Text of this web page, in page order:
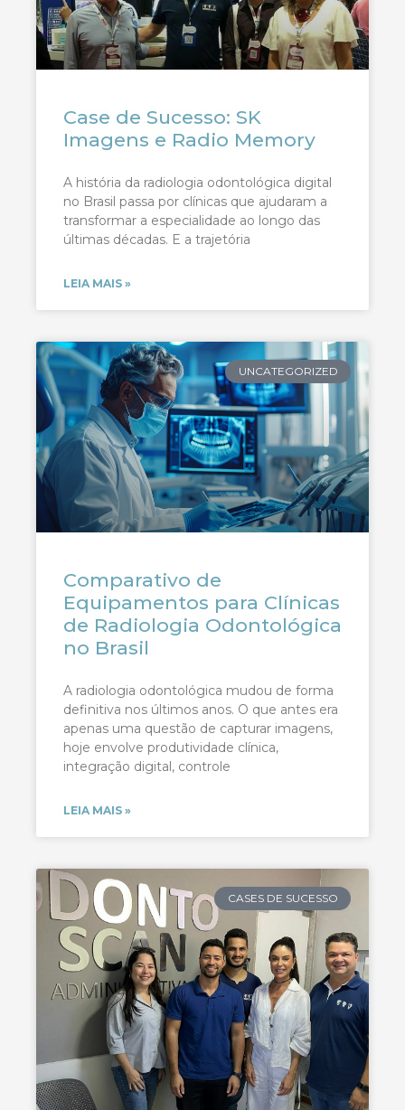
Case de Sucesso: SK
Imagens e Radio Memory
A história da radiologia odontológica digital
no Brasil passa por clínicas que ajudaram a
transformar a especialidade ao longo das
últimas décadas. E a trajetória
LEIA MAIS »
UNCATEGORIZED
Comparativo de
Equipamentos para Clínicas
de Radiologia Odontológica
no Brasil
A radiologia odontológica mudou de forma
definitiva nos últimos anos. O que antes era
apenas uma questão de capturar imagens,
hoje envolve produtividade clínica,
integração digital, controle
LEIA MAIS »
CASES DE SUCESSO